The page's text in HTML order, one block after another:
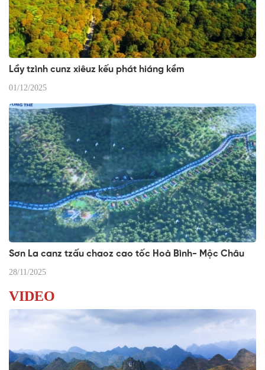
Lầy tzình cunz xiêuz kếu phát hiáng kềm
01/12/2025
Sơn La canz tzấu chaoz cao tốc Hoà Bình- Mộc Châu
28/11/2025
VIDEO